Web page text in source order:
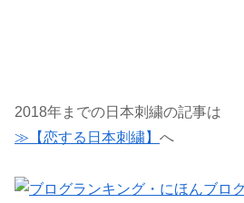
2018年までの日本刺繍の記事は
≫【恋する日本刺繍】 へ